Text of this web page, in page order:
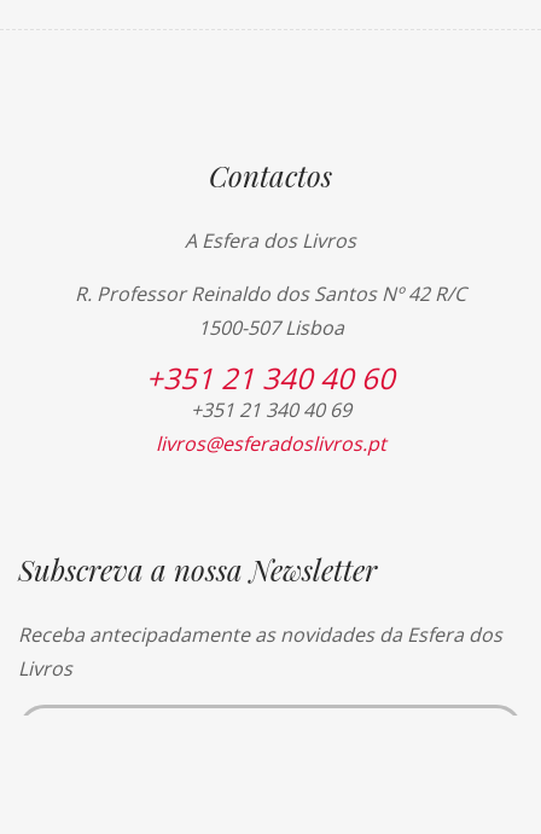
Contactos
A Esfera dos Livros
R. Professor Reinaldo dos Santos Nº 42 R/C
1500-507 Lisboa
+351 21 340 40 60
+351 21 340 40 69
livros@esferadoslivros.pt
Subscreva a nossa Newsletter
Receba antecipadamente as novidades da Esfera dos
Livros